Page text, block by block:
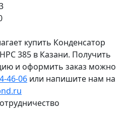
купить Конденсатор
385 в Казани. Получить
и оформить заказ можно
46-06 или напишите нам на